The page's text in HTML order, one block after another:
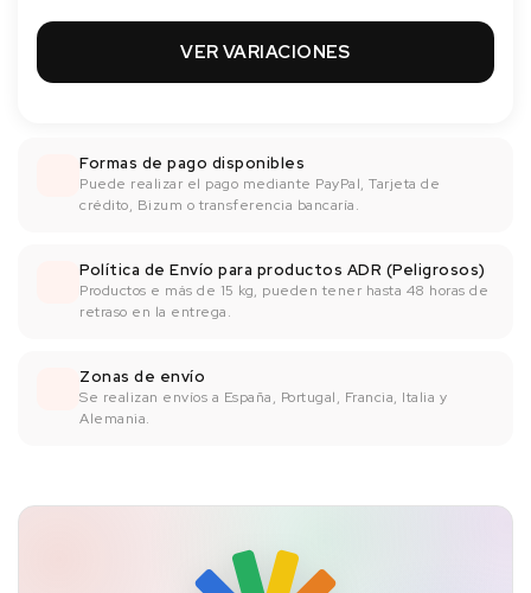
VER VARIACIONES
Formas de pago disponibles
Puede realizar el pago mediante PayPal, Tarjeta de
crédito, Bizum o transferencia bancaría.
Política de Envío para productos ADR (Peligrosos)
Productos e más de 15 kg, pueden tener hasta 48 horas de
retraso en la entrega.
Zonas de envío
Se realizan envíos a España, Portugal, Francia, Italia y
Alemania.